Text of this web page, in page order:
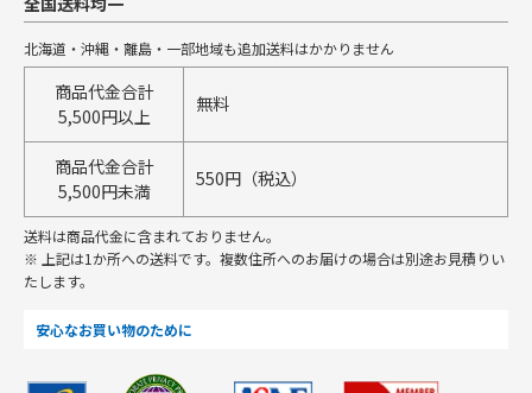
北海道・沖縄・離島・一部地域も追加送料はかかりません
商品代金合計
5,500円以上
無料
商品代金合計
5,500円未満
550円（税込）
送料は商品代金に含まれておりません。
※ 上記は1か所への送料です。複数住所へのお届けの場合は別途お見積りい
たします。
安心なお買い物のために